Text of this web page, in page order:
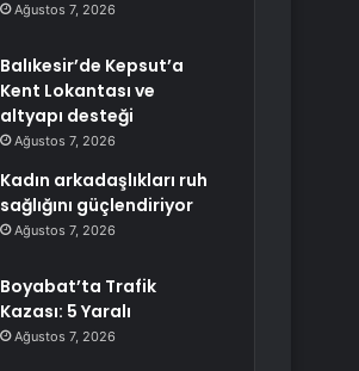
Ağustos 7, 2026
Balıkesir’de Kepsut’a
Kent Lokantası ve
altyapı desteği
Ağustos 7, 2026
Kadın arkadaşlıkları ruh
sağlığını güçlendiriyor
Ağustos 7, 2026
Boyabat’ta Trafik
Kazası: 5 Yaralı
Ağustos 7, 2026